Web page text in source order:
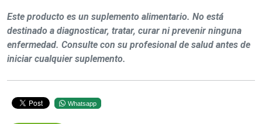
Este producto es un suplemento alimentario. No está
destinado a diagnosticar, tratar, curar ni prevenir ninguna
enfermedad. Consulte con su profesional de salud antes de
iniciar cualquier suplemento.
Whatsapp